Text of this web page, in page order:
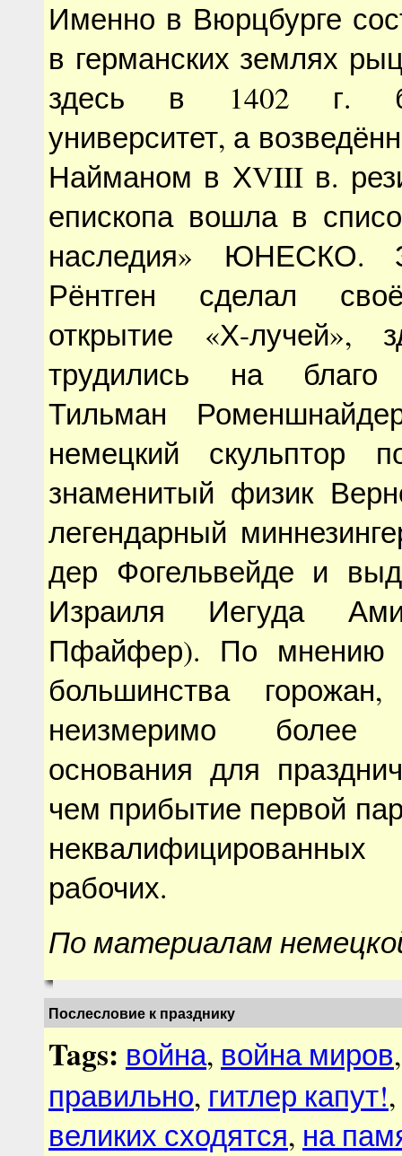
Именно в Вюрцбурге
в германских землях
здесь в 1402 г.
университет, а
Найманом в ХVIII в.
епископа вошла в
наследия» ЮНЕСКО.
Рёнтген сделал
открытие «Х-лучей»,
трудились на благо
Тильман
немецкий скульптор
знаменитый физик
легендарный
дер Фогельвейде и
Израиля Иегуда
Пфайфер). По мнению
большинства
неизмеримо более
основания для
чем прибытие первой
рабочих.
По материалам
Послесловие к празднику
Tags: война, война миров
правильно, гитлер капут!,
великих сходятся, на